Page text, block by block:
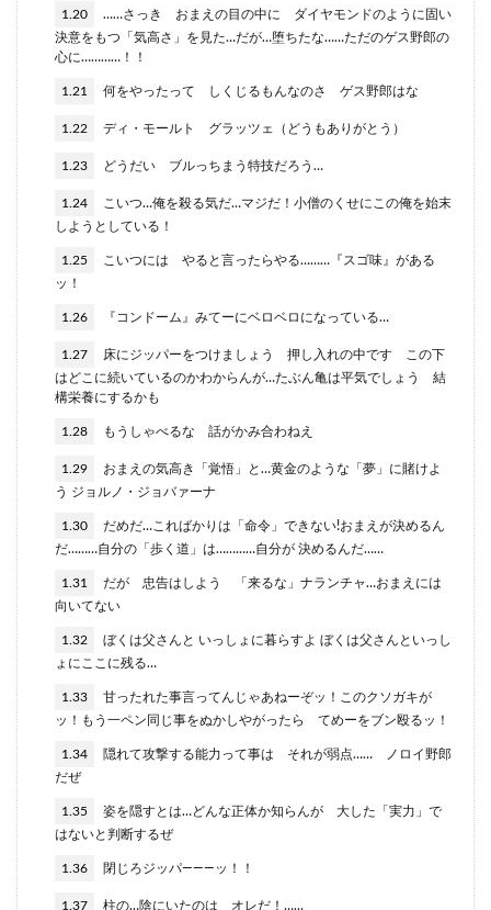
1.20
……さっき おまえの目の中に ダイヤモンドのように固い
決意をもつ「気高さ」を見た…だが…堕ちたな……ただのゲス野郎の
心に…………！！
1.21 何をやったって しくじるもんなのさ ゲス野郎はな
1.22 ディ・モールト グラッツェ（どうもありがとう）
1.23 どうだい ブルっちまう特技だろう…
1.24
こいつ…俺を殺る気だ…マジだ！小僧のくせにこの俺を始末
しようとしている！
1.25
こいつには やると言ったらやる………『スゴ味』がある
ッ！
1.26 『コンドーム』みてーにベロベロになっている…
1.27
床にジッパーをつけましょう 押し入れの中です この下
はどこに続いているのかわからんが…たぶん亀は平気でしょう 結
構栄養にするかも
1.28 もうしゃべるな 話がかみ合わねえ
1.29
おまえの気高き「覚悟」と…黄金のような「夢」に賭けよ
う ジョルノ・ジョバァーナ
1.30
だめだ…こればかりは「命令」できない!おまえが決めるん
だ………自分の「歩く道」は…………自分が 決めるんだ……
1.31
だが 忠告はしよう 「来るな」ナランチャ…おまえには
向いてない
1.32
ぼくは父さんと いっしょに暮らすよ ぼくは父さんといっし
ょにここに残る…
1.33
甘ったれた事言ってんじゃあねーぞッ！このクソガキが
ッ！もう一ペン同じ事をぬかしやがったら てめーをブン殴るッ！
1.34
隠れて攻撃する能力って事は それが弱点…… ノロイ野郎
だぜ
1.35
姿を隠すとは…どんな正体か知らんが 大した「実力」で
はないと判断するぜ
1.36 閉じろジッパ―――ッ！！
1.37 柱の…陰にいたのは オレだ！……